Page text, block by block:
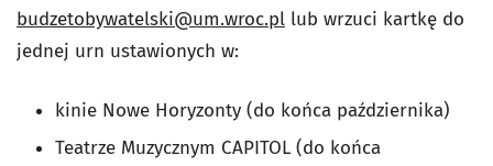
budzetobywatelski@um.wroc.pl lub wrzuci kartkę do
jednej urn ustawionych w:
kinie Nowe Horyzonty (do końca października)
Teatrze Muzycznym CAPITOL (do końca